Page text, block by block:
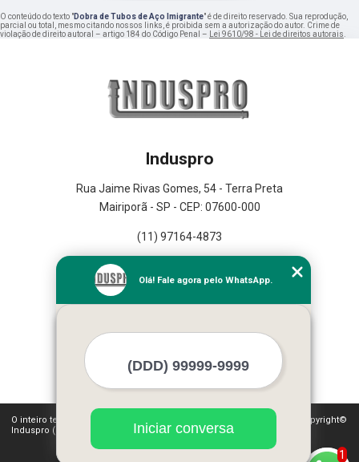
O conteúdo do texto "Dobra de Tubos de Aço Imigrante" é de direito reservado. Sua reprodução,
parcial ou total, mesmo citando nossos links, é proibida sem a autorização do autor. Crime de
violação de direito autoral – artigo 184 do Código Penal – Lei 9610/98 - Lei de direitos autorais.
Induspro
Rua Jaime Rivas Gomes, 54 - Terra Preta
Mairiporã - SP - CEP: 07600-000
(11) 97164-4873
Empresa
Missão
Mapa do site
Mais Serviços
O inteiro teor deste site está sujeito à proteção de direitos autorais. Copyright©
Induspro (Lei 9610 de 19/02/1998)
1
Olá! Fale agora pelo WhatsApp.
Iniciar conversa